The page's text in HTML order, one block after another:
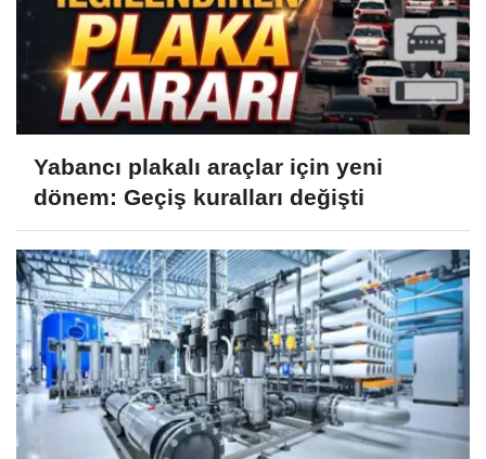
Yabancı plakalı araçlar için yeni
dönem: Geçiş kuralları değişti